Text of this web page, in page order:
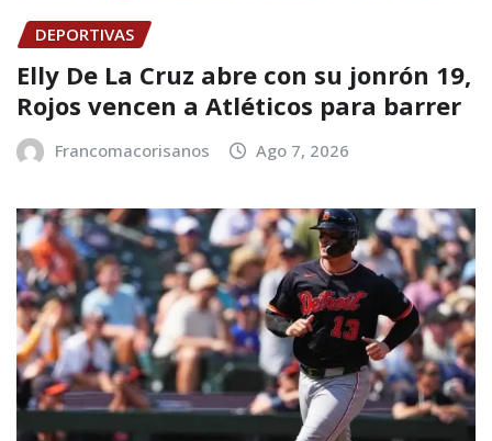
DEPORTIVAS
Elly De La Cruz abre con su jonrón 19,
Rojos vencen a Atléticos para barrer
Francomacorisanos Ago 7, 2026